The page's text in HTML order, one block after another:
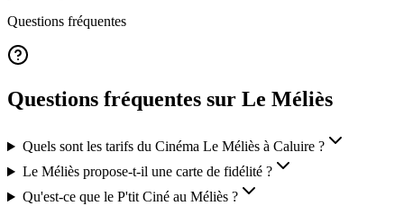
Questions fréquentes
Questions fréquentes sur Le Méliès
Quels sont les tarifs du Cinéma Le Méliès à Caluire ?
Le Méliès propose-t-il une carte de fidélité ?
Qu'est-ce que le P'tit Ciné au Méliès ?